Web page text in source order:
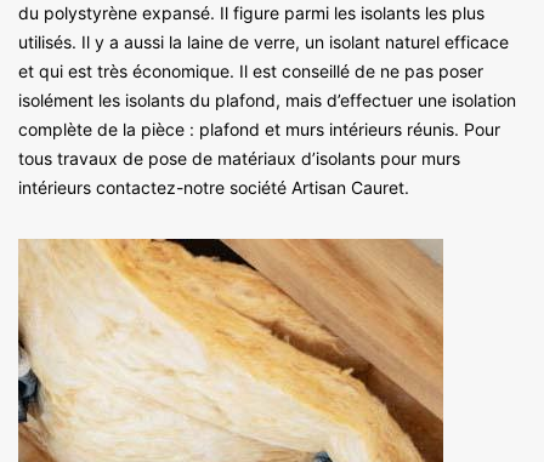
du polystyrène expansé. Il figure parmi les isolants les plus
utilisés. Il y a aussi la laine de verre, un isolant naturel efficace
et qui est très économique. Il est conseillé de ne pas poser
isolément les isolants du plafond, mais d’effectuer une isolation
complète de la pièce : plafond et murs intérieurs réunis. Pour
tous travaux de pose de matériaux d’isolants pour murs
intérieurs contactez-notre société Artisan Cauret.